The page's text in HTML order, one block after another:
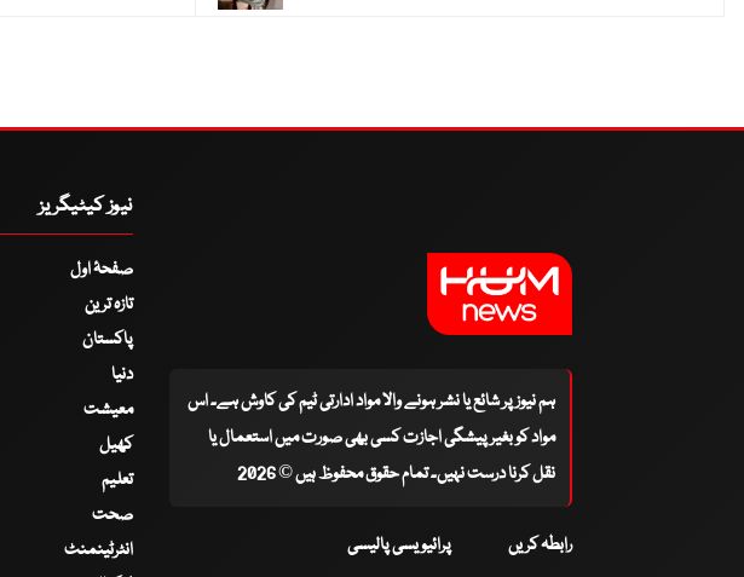
ہم نیوز پر شائع یا نشر ہونے والا مواد ادارتی ٹیم کی کاوش ہے۔ اس
مواد کو بغیر پیشگی اجازت کسی بھی صورت میں استعمال یا
نقل کرنا درست نہیں۔ تمام حقوق محفوظ ہیں © 2026
رابطہ کریں پرائیویسی پالیسی
نیوز کیٹیگریز
صفحۂ اول
تازہ ترین
پاکستان
دنیا
معیشت
کھیل
تعلیم
صحت
انٹرٹینمنٹ